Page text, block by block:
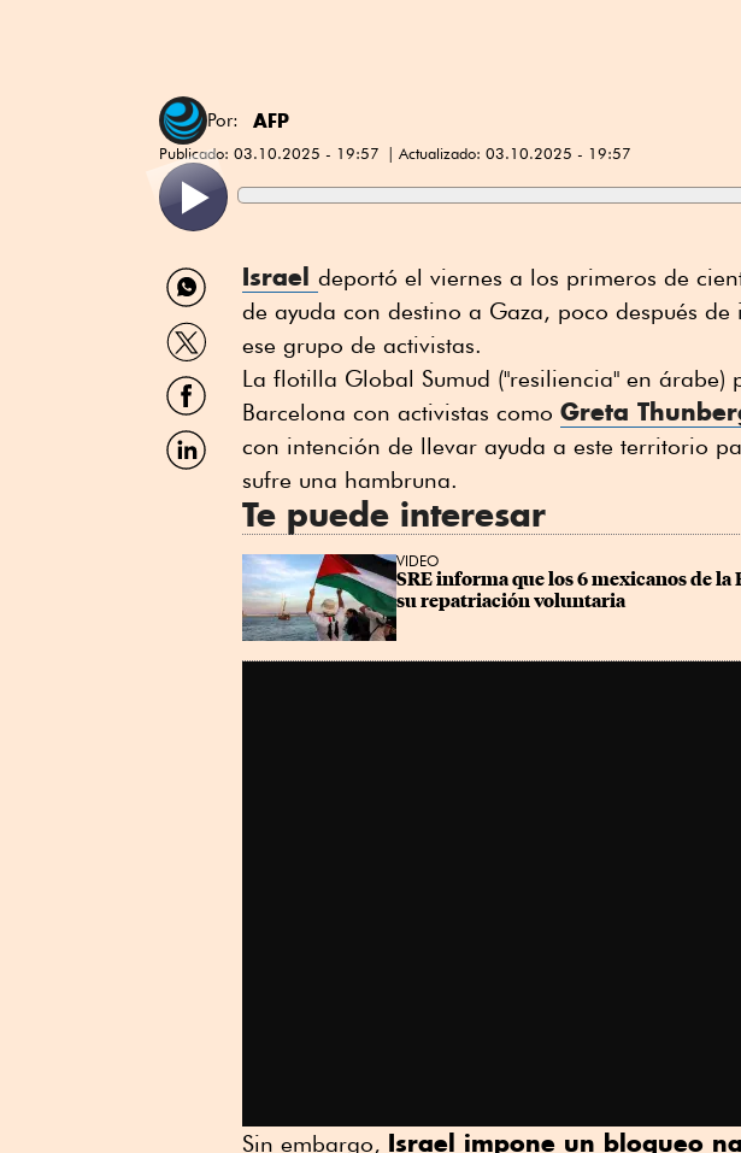
Por: AFP
Publicado: 03.10.2025 - 19:57 Actualizado: 03.10.2025 - 19:57
Compartir
por
WhatsApp
Compartir
por
Twitter
Compartir
por
Facebook
Compartir
por
Israel deportó el viernes a los primeros de
de ayuda con destino a Gaza, poco después
ese grupo de activistas.
La flotilla Global Sumud ("resiliencia" en árabe)
Barcelona con activistas como Greta
con intención de llevar ayuda a este territorio
sufre una hambruna.
Te puede interesar
VIDEO
SRE informa que los 6 mexicanos de
su repatriación voluntaria
Sin embargo, Israel impone un bloqueo